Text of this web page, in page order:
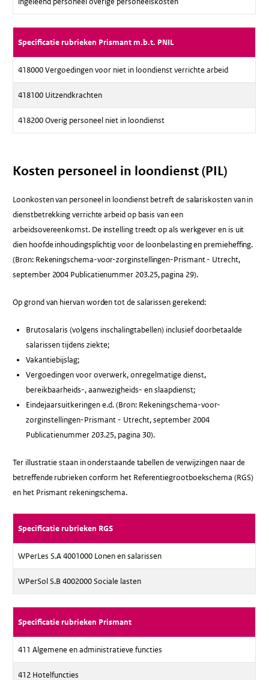
Specificatie rubrieken Prismant m.b.t. PNIL
418000 Vergoedingen voor niet in loondienst verrichte arbeid
418100 Uitzendkrachten
418200 Overig personeel niet in loondienst
Kosten personeel in loondienst (PIL)
Loonkosten van personeel in loondienst betreft de salariskosten van in
dienstbetrekking verrichte arbeid op basis van een
arbeidsovereenkomst. De instelling treedt op als werkgever en is uit
dien hoofde inhoudingsplichtig voor de loonbelasting en premieheffing.
(Bron: Rekeningschema-voor-zorginstellingen-Prismant - Utrecht,
september 2004 Publicatienummer 203.25, pagina 29).
Op grond van hiervan worden tot de salarissen gerekend:
Brutosalaris (volgens inschalingtabellen) inclusief doorbetaalde
salarissen tijdens ziekte;
Vakantiebijslag;
Vergoedingen voor overwerk, onregelmatige dienst,
bereikbaarheids-, aanwezigheids- en slaapdienst;
Eindejaarsuitkeringen e.d. (Bron: Rekeningschema-voor-
zorginstellingen-Prismant - Utrecht, september 2004
Publicatienummer 203.25, pagina 30).
Ter illustratie staan in onderstaande tabellen de verwijzingen naar de
betreffende rubrieken conform het Referentiegrootboekschema (RGS)
en het Prismant rekeningschema.
Specificatie rubrieken RGS
WPerLes S.A 4001000 Lonen en salarissen
WPerSol S.B 4002000 Sociale lasten
Specificatie rubrieken Prismant
411 Algemene en administratieve functies
412 Hotelfuncties